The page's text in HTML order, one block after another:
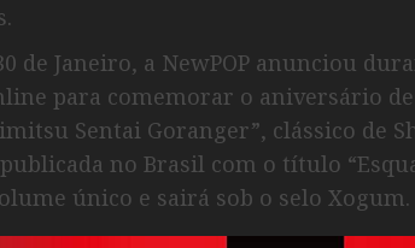
de Janeiro, a NewPOP anunciou
para comemorar o aniversário
Sentai Goranger”, clássico de
no Brasil com o título
único e sairá sob o selo Xogum.